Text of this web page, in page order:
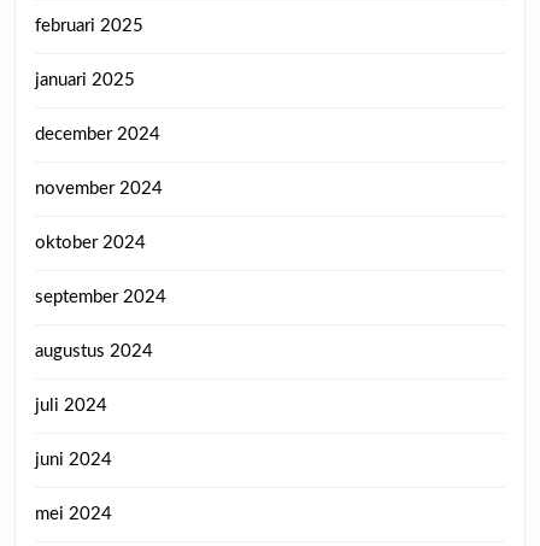
februari 2025
januari 2025
december 2024
november 2024
oktober 2024
september 2024
augustus 2024
juli 2024
juni 2024
mei 2024